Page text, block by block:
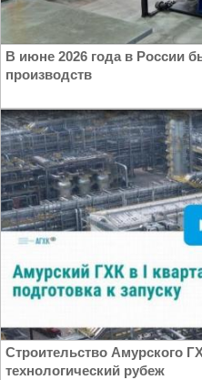
В июне 2026 года в России
производств
Строительство Амурского
технологический рубеж